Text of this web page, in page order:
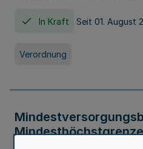
In Kraft Seit 01. August
Verordnung